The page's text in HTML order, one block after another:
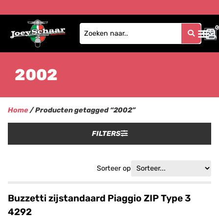
0
0
2002
Home/ Producten getagged “2002”
FILTERS
Sorteer op
Buzzetti zijstandaard Piaggio ZIP Type 3
4292